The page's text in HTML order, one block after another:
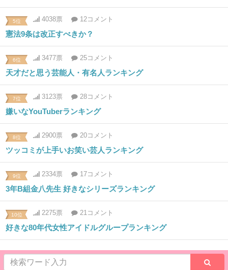
5位 4038票 12コメント
憲法9条は改正すべきか？
6位 3477票 25コメント
天才だと思う芸能人・有名人ランキング
7位 3123票 28コメント
嫌いなYouTuberランキング
8位 2900票 20コメント
ツッコミが上手いお笑い芸人ランキング
9位 2334票 17コメント
3年B組金八先生 好きなシリーズランキング
10位 2275票 21コメント
好きな80年代女性アイドルグループランキング